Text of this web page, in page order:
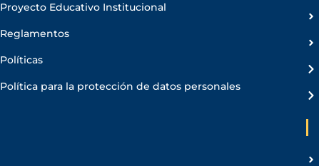
Proyecto Educativo Institucional
Reglamentos
Políticas
Política para la protección de datos personales